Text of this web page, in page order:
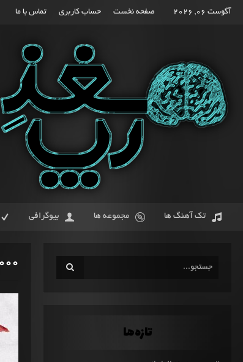
آگوست 06, 2026 صفحه نخست حساب کاربری تماس با ما
تک آهنگ ها مجموعه ها بیوگرافی
1000تا مظنون
تازه‌ها